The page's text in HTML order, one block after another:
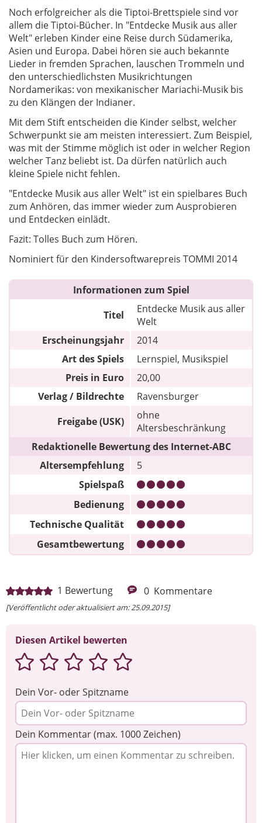
Noch erfolgreicher als die Tiptoi-Brettspiele sind vor
allem die Tiptoi-Bücher. In "Entdecke Musik aus aller
Welt" erleben Kinder eine Reise durch Südamerika,
Asien und Europa. Dabei hören sie auch bekannte
Lieder in fremden Sprachen, lauschen Trommeln und
den unterschiedlichsten Musikrichtungen
Nordamerikas: von mexikanischer Mariachi-Musik bis
zu den Klängen der Indianer.
Mit dem Stift entscheiden die Kinder selbst, welcher
Schwerpunkt sie am meisten interessiert. Zum Beispiel,
was mit der Stimme möglich ist oder in welcher Region
welcher Tanz beliebt ist. Da dürfen natürlich auch
kleine Spiele nicht fehlen.
"Entdecke Musik aus aller Welt" ist ein spielbares Buch
zum Anhören, das immer wieder zum Ausprobieren
und Entdecken einlädt.
Fazit: Tolles Buch zum Hören.
Nominiert für den Kindersoftwarepreis TOMMI 2014
Informationen zum Spiel
Titel
Entdecke Musik aus aller
Welt
Erscheinungsjahr
2014
Art des Spiels
Lernspiel, Musikspiel
Preis in Euro
20,00
Verlag / Bildrechte
Ravensburger
Freigabe (USK)
ohne
Altersbeschränkung
Redaktionelle Bewertung des Internet-ABC
Altersempfehlung
5
Spielspaß
Bedienung
Technische Qualität
Gesamtbewertung
1 Bewertung 0 Kommentare
[Veröffentlicht oder aktualisiert am: 25.09.2015]
Diesen Artikel bewerten
Dein Vor- oder Spitzname
Dein Kommentar (max. 1000 Zeichen)